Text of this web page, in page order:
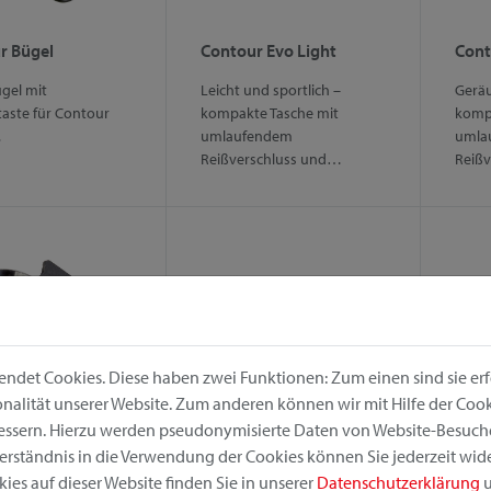
Bügel
mit
für Contour
Contour Evo Light
Leicht und sportlich –
kompakte Tasche mit
umlaufendem
Reißverschluss und…
Max Adapter
Max Adapter
Contour Max Bügel
Ersatzbügel für Contour
Cookies. Diese haben zwei Funktionen: Zum einen sind sie
unserer Website. Zum anderen können wir mit Hilfe der
Hierzu werden pseudonymisierte Daten von Website-
in die Verwendung der Cookies können Sie jederzeit
auf dieser Website finden Sie in unserer Datenschutzerklärung